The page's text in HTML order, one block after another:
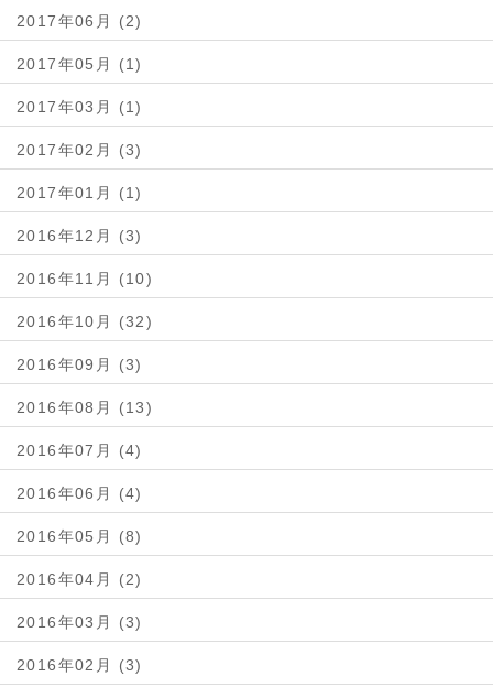
2017年06月 (2)
2017年05月 (1)
2017年03月 (1)
2017年02月 (3)
2017年01月 (1)
2016年12月 (3)
2016年11月 (10)
2016年10月 (32)
2016年09月 (3)
2016年08月 (13)
2016年07月 (4)
2016年06月 (4)
2016年05月 (8)
2016年04月 (2)
2016年03月 (3)
2016年02月 (3)